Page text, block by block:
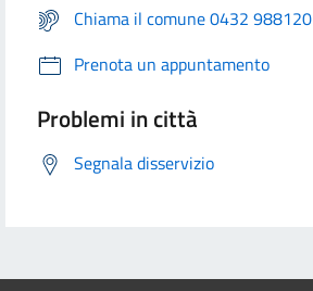
Chiama il comune 0432 988120
Prenota un appuntamento
Problemi in città
Segnala disservizio